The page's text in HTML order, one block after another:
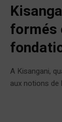
formés
A Kisangani,
aux notions de